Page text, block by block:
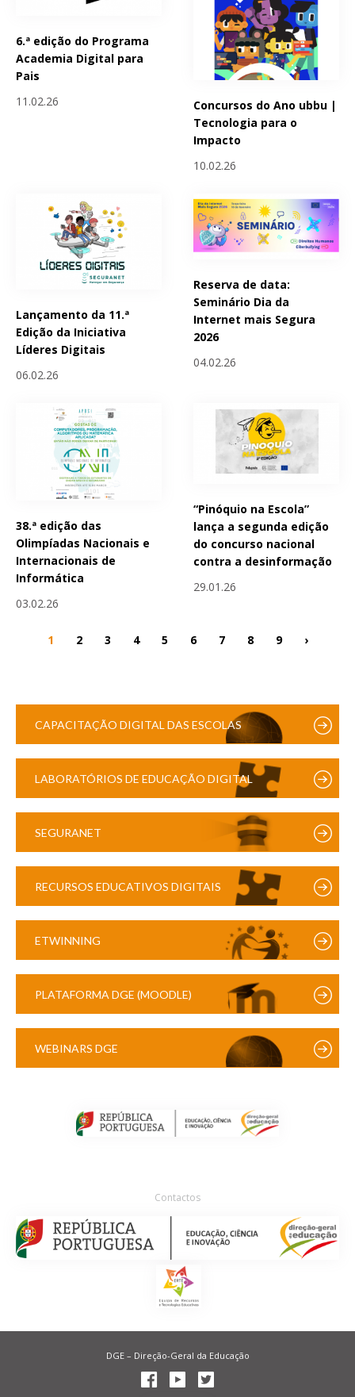
6.ª edição do Programa
Academia Digital para
Pais
11.02.26
Concursos do Ano ubbu |
Tecnologia para o
Impacto
10.02.26
Lançamento da 11.ª
Edição da Iniciativa
Líderes Digitais
06.02.26
Reserva de data:
Seminário Dia da
Internet mais Segura
2026
04.02.26
38.ª edição das
Olimpíadas Nacionais e
Internacionais de
Informática
03.02.26
“Pinóquio na Escola”
lança a segunda edição
do concurso nacional
contra a desinformação
29.01.26
1 2 3 4 5 6 7 8 9 ›
CAPACITAÇÃO DIGITAL DAS ESCOLAS
LABORATÓRIOS DE EDUCAÇÃO DIGITAL
SEGURANET
RECURSOS EDUCATIVOS DIGITAIS
ETWINNING
PLATAFORMA DGE (MOODLE)
WEBINARS DGE
Contactos
DGE – Direção-Geral da Educação